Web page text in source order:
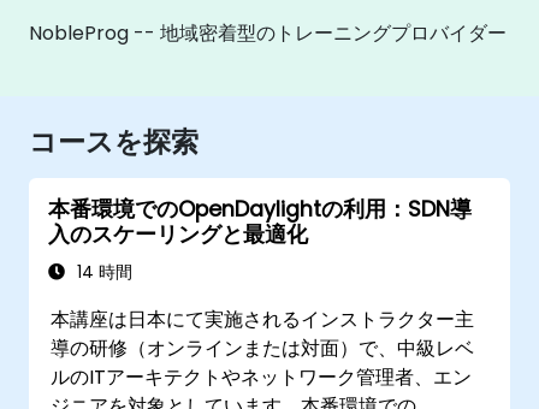
NobleProg -- 地域密着型のトレーニングプロバイダー
コースを探索
本番環境でのOpenDaylightの利用：SDN導
入のスケーリングと最適化
14 時間
本講座は日本にて実施されるインストラクター主
導の研修（オンラインまたは対面）で、中級レベ
ルのITアーキテクトやネットワーク管理者、エン